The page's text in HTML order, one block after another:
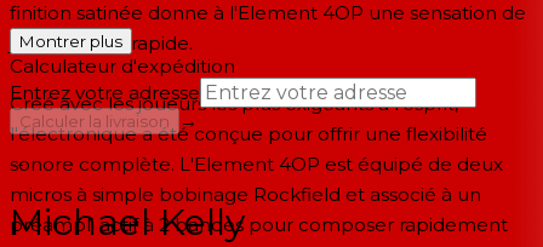
finition satinée donne à l'Element 4OP une sensation de
jeu douce et rapide.
Créé avec les joueurs les plus exigeants à l'esprit,
l'électronique a été conçue pour offrir une flexibilité
sonore complète. L'Element 4OP est équipé de deux
micros à simple bobinage Rockfield et associé à un
préampli actif à 2 bandes pour composer rapidement
Montrer plus
Calculateur d'expédition
Entrez votre adresse
Calculer la livraison
→
--
Michael Kelly